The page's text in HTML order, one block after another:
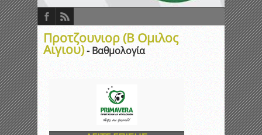
Προτζουνιορ (Β Ομιλος
Αιγιου)- Βαθμολογία